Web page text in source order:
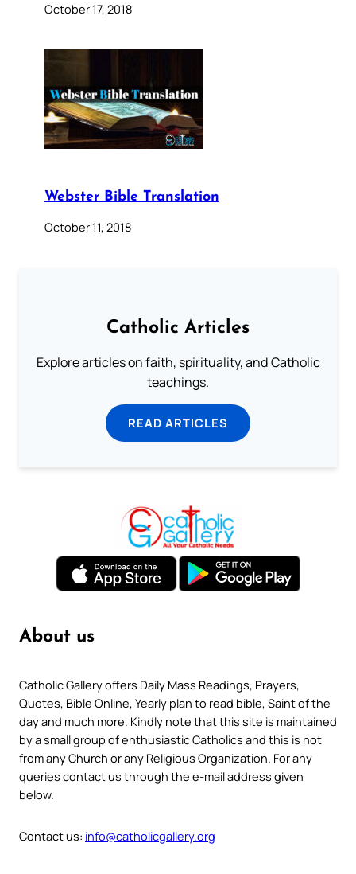
October 17, 2018
Webster Bible Translation
October 11, 2018
Catholic Articles
Explore articles on faith, spirituality, and Catholic
teachings.
READ ARTICLES
About us
Catholic Gallery offers Daily Mass Readings, Prayers,
Quotes, Bible Online, Yearly plan to read bible, Saint of the
day and much more. Kindly note that this site is maintained
by a small group of enthusiastic Catholics and this is not
from any Church or any Religious Organization. For any
queries contact us through the e-mail address given
below.
Contact us: info@catholicgallery.org